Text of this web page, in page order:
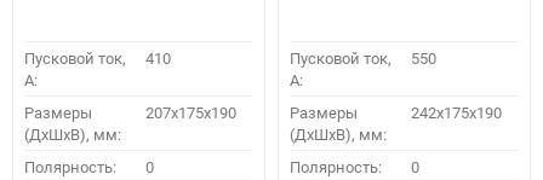
Пусковой ток,
A:
410
Размеры
(ДхШхВ), мм:
207x175x190
Полярность: 0
Пусковой ток,
A:
550
Размеры
(ДхШхВ), мм:
242x175x190
Полярность: 0